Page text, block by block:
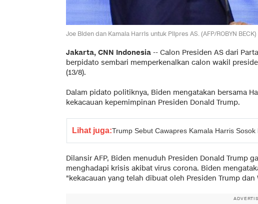
Joe Biden dan Kamala Harris untuk Pilpres AS. (AFP/ROBYN BECK)
Jakarta, CNN Indonesia -- Calon Presiden AS dari
berpidato sembari memperkenalkan calon wakil
(13/8).
Dalam pidato politiknya, Biden mengatakan bersama
kekacauan kepemimpinan Presiden Donald Trump.
Lihat juga:Trump Sebut Cawapres Kamala Harris Sosok
Dilansir AFP, Biden menuduh Presiden Donald Trump
menghadapi krisis akibat virus corona. Biden
"kekacauan yang telah dibuat oleh Presiden Trump